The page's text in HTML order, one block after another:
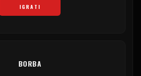
IGRATI
BORBA